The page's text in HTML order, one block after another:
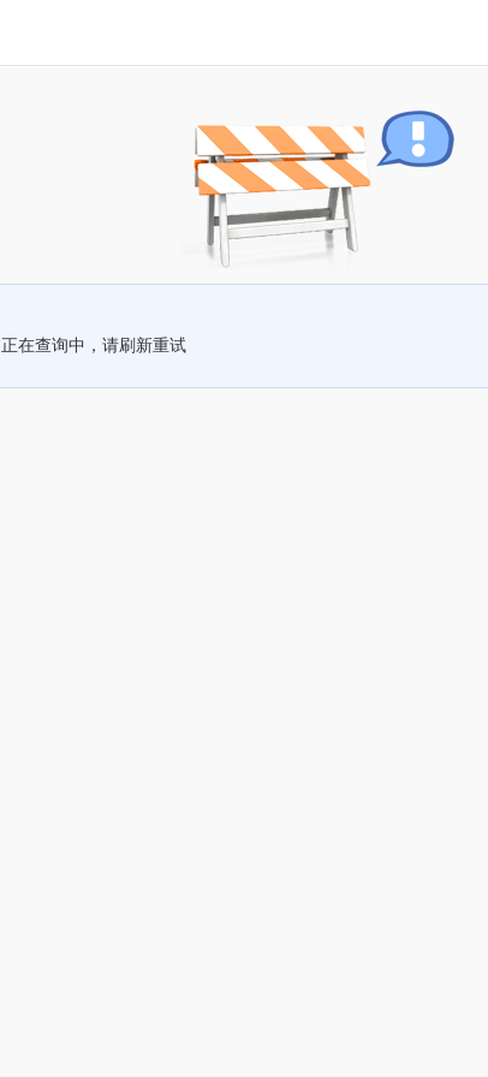
正在查询中，请刷新重试